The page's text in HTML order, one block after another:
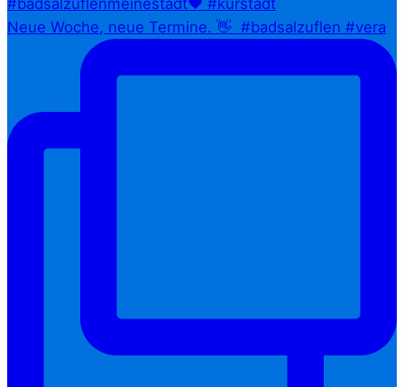
Neue Woche, neue Termine. 👋⁠ ⁠ #badsalzuflen #vera